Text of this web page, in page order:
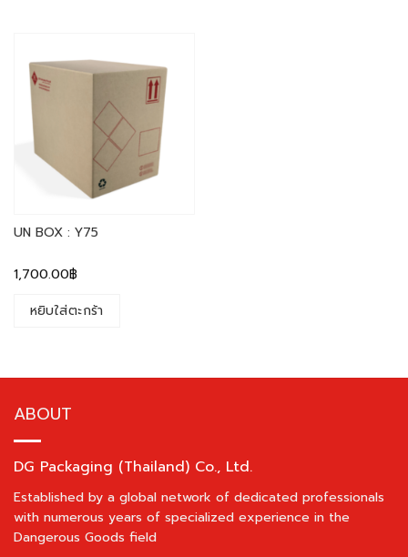
UN BOX : Y75
1,700.00฿
หยิบใส่ตะกร้า
ABOUT
DG Packaging (Thailand) Co., Ltd.
Established by a global network of dedicated professionals
with numerous years of specialized experience in the
Dangerous Goods field